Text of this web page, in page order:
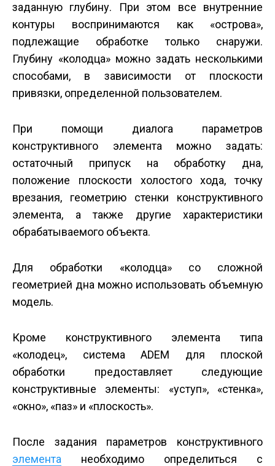
заданную глубину. При этом все внутренние
контуры воспринимаются как «острова»,
подлежащие обработке только снаружи.
Глубину «колодца» можно задать несколькими
способами, в зависимости от плоскости
привязки, определенной пользователем.
При помощи диалога параметров
конструктивного элемента можно задать:
остаточный припуск на обработку дна,
положение плоскости холостого хода, точку
врезания, геометрию стенки конструктивного
элемента, а также другие характеристики
обрабатываемого объекта.
Для обработки «колодца» со сложной
геометрией дна можно использовать объемную
модель.
Кроме конструктивного элемента типа
«колодец», система ADEM для плоской
обработки предоставляет следующие
конструктивные элементы: «уступ», «стенка»,
«окно», «паз» и «плоскость».
После задания параметров конструктивного
элемента необходимо определиться с